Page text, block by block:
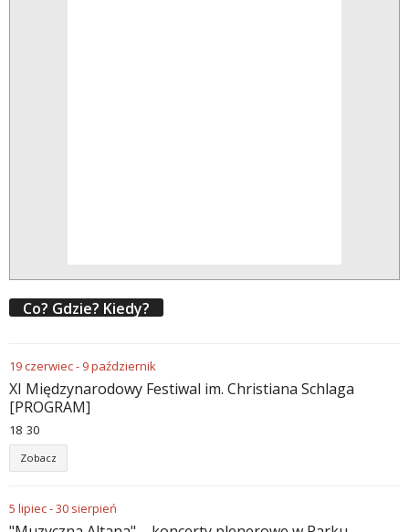
Co? Gdzie? Kiedy?
19czerwiec- 9październik
XI Międzynarodowy Festiwal im. Christiana Schlaga
[PROGRAM]
18 30
Zobacz
5 lipiec-30 sierpień